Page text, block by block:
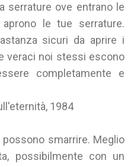
serrature ove entrano le
le tue serrature.
sicuri da aprire i
veraci noi stessi escono
completamente e
1984
smarrire. Meglio
possibilmente con un